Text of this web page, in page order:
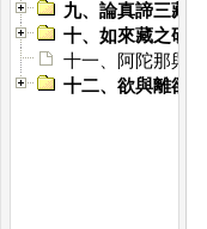
九、論真諦三藏
十、如來藏之研究
十一、阿陀那與
十二、欲與離欲